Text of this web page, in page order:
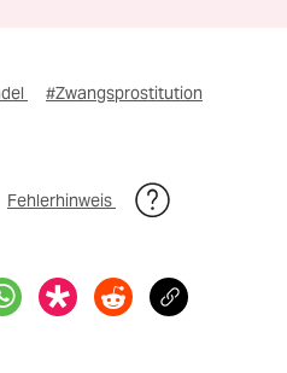
#Zwangsprostitution
Fehlerhinweis